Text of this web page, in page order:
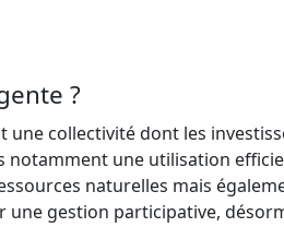
?
une collectivité dont les
une utilisation
naturelles mais
une gestion participative,